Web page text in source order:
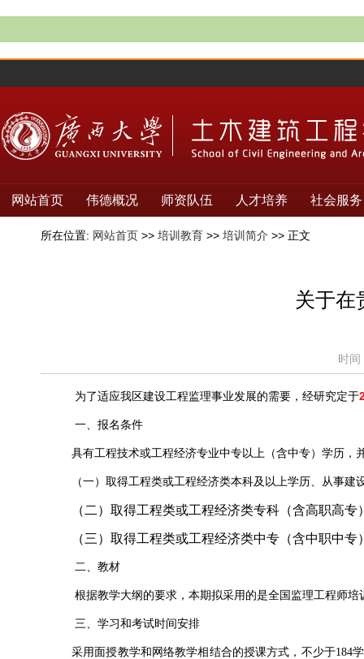
网站首页 伟德概况 师资队伍 人才培养 社会服务
所在位置: 网站首页 >> 培训教育 >> 培训简介 >> 正文
关于在
时
为了适应我区建设工程监理事业发展的需要，经研究定于
一、 报名条件
具有工程技术或工程经济专业中专以上（含中专）学历
（一） 取得工程类或工程经济类本科及以上学历、从事建
（二）取得工程类或工程经济类专科（含高职高
（三）取得工程类或工程经济类中专（含中职中
二、 教材
根据教学大纲的要求，本期拟采用的是全国监理工程师培
三、 学习和考试时间安排
采用面授教学和网络教学相结合的授课方式，不少于184